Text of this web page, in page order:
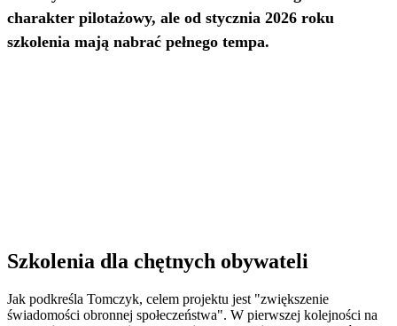
charakter pilotażowy, ale od stycznia 2026 roku
szkolenia mają nabrać pełnego tempa.
Szkolenia dla chętnych obywateli
Jak podkreśla Tomczyk, celem projektu jest "zwiększenie
świadomości obronnej społeczeństwa". W pierwszej kolejności na